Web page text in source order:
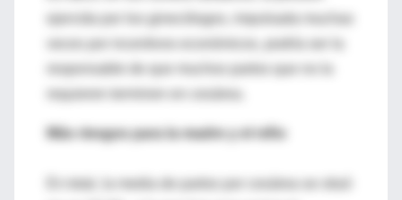
ejercida por los ginecólogos, impulsada muchas
requieren terminen en cesárea.
Más riesgos para la madre y el niño